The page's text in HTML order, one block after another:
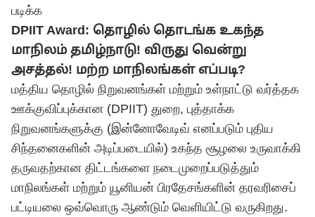
படிக்க
DPIIT Award: தொழில் தொடங்க உகந்த
மாநிலம் தமிழ்நாடு! விருது வென்று
அசத்தல்! மற்ற மாநிலங்கள் எப்படி?
மத்திய தொழில் நிறுவனங்கள் மற்றும் உள்நாட்டு வர்த்தக
ஊக்குவிப்புக்கான (DPIIT) துறை, புத்தாக்க
நிறுவனங்களுக்கு (இன்னோவேடிவ் எனப்படும் புதிய
சிந்தனைகளின் அடிப்படையில்) உகந்த சூழலை உருவாக்கி
தருவதற்கான திட்டங்களை நடைமுறைப்படுத்தும்
மாநிலங்கள் மற்றும் யூனியன் பிரதேசங்களின் தரவரிசைப்
பட்டியலை ஒவ்வொரு ஆண்டும் வெளியிட்டு வருகிறது.